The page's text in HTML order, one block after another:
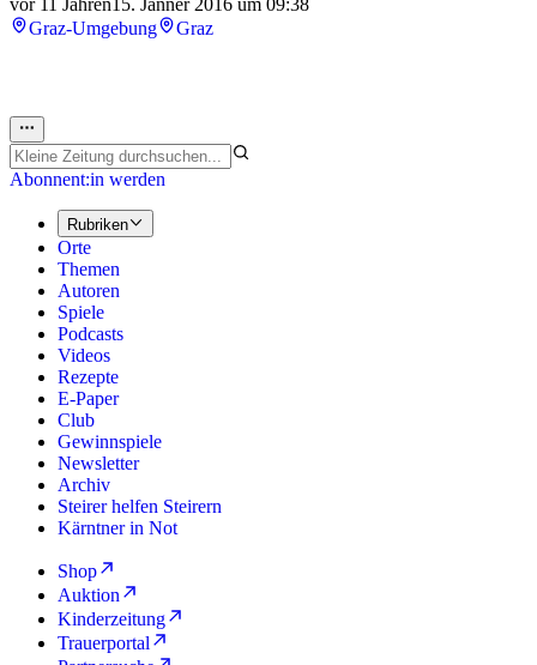
vor 11 Jahren15. Jänner 2016 um 09:38
Graz-Umgebung
Graz
Abonnent:in werden
Rubriken
Orte
Themen
Autoren
Spiele
Podcasts
Videos
Rezepte
E-Paper
Club
Gewinnspiele
Newsletter
Archiv
Steirer helfen Steirern
Kärntner in Not
Shop
Auktion
Kinderzeitung
Trauerportal